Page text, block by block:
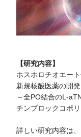
【研究内容】
ホスホロチオエー
新規核酸医薬の開発
～全PO結合のL-
チンブロックコポ
詳しい研究内容は